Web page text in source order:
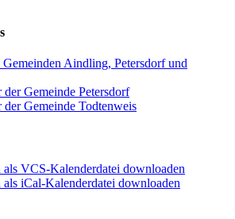
Aindling, Petersdorf und
der Gemeinde Petersdorf
der Gemeinde Todtenweis
VCS-Kalenderdatei downloaden
iCal-Kalenderdatei downloaden